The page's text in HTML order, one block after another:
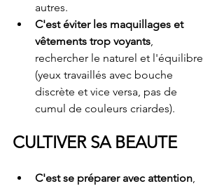
autres.
C'est éviter les maquillages et
vêtements trop voyants,
rechercher le naturel et l'équilibre
(yeux travaillés avec bouche
discrète et vice versa, pas de
cumul de couleurs criardes).
CULTIVER SA BEAUTE
C'est se préparer avec attention,